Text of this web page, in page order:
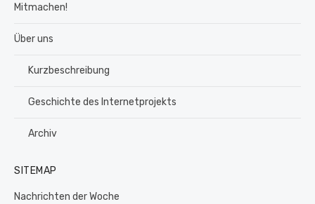
Mitmachen!
Über uns
Kurzbeschreibung
Geschichte des Internetprojekts
Archiv
SITEMAP
Nachrichten der Woche